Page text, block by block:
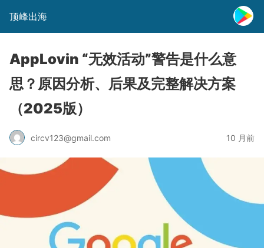
顶峰出海
AppLovin “无效活动”警告是什么意
思？原因分析、后果及完整解决方案
（2025版）
circv123@gmail.com 10 月前